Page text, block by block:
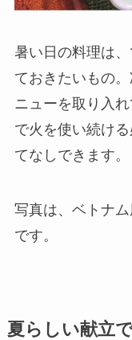
暑い日の料理は
ておきたいもの
ニューを取り入
で火を使い続け
てなしできます。
写真は、ベトナ
です。
夏らしい献立